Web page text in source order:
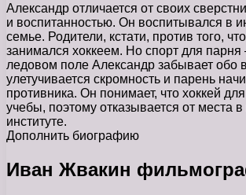
Александр отличается от своих
и воспитанностью. Он воспитывался в
семье. Родители, кстати, против того,
занимался хоккеем. Но спорт для
ледовом поле Александр забывает обо
улетучивается скромность и парень
противника. Он понимает, что хоккей
учебы, поэтому отказывается от места
институте.
Дополнить биографию
Иван Жвакин